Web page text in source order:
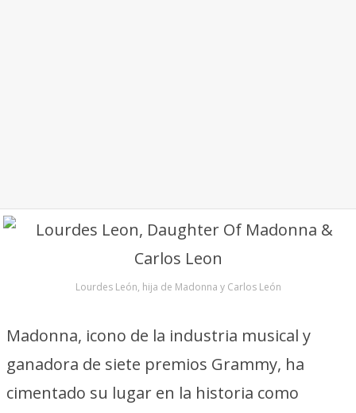
Lourdes León, hija de Madonna y Carlos León
Madonna, icono de la industria musical y
ganadora de siete premios Grammy, ha
cimentado su lugar en la historia como